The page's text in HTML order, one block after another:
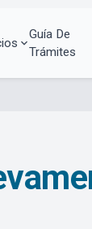
Guía De
Trámites